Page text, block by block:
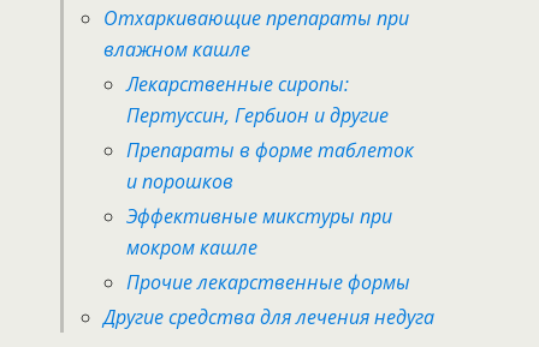
Отхаркивающие препараты при
влажном кашле
Лекарственные сиропы:
Пертуссин, Гербион и другие
Препараты в форме таблеток
и порошков
Эффективные микстуры при
мокром кашле
Прочие лекарственные формы
Другие средства для лечения недуга